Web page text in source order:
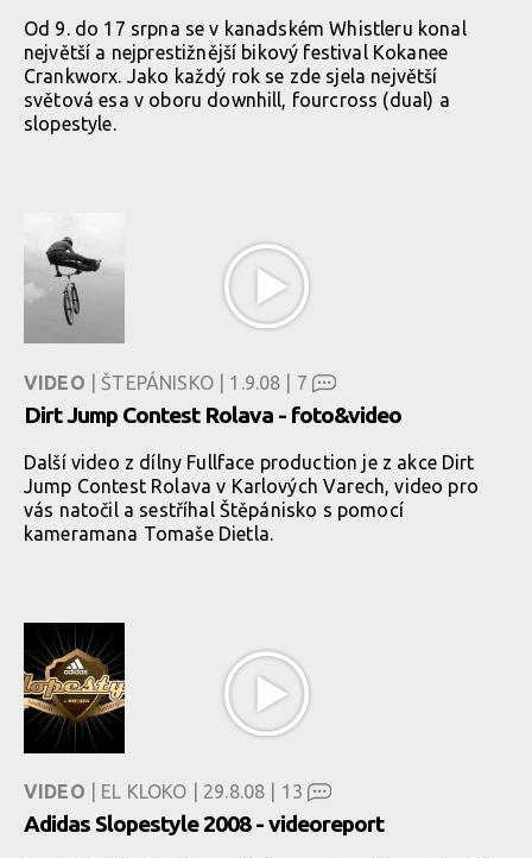
Od 9. do 17 srpna se v kanadském Whistleru konal
největší a nejprestižnější bikový festival Kokanee
Crankworx. Jako každý rok se zde sjela největší
světová esa v oboru downhill, fourcross (dual) a
slopestyle.
VIDEO | ŠTEPÁNISKO | 1.9.08 | 7
Dirt Jump Contest Rolava - foto&video
Další video z dílny Fullface production je z akce Dirt
Jump Contest Rolava v Karlových Varech, video pro
vás natočil a sestříhal Štěpánisko s pomocí
kameramana Tomaše Dietla.
VIDEO | EL KLOKO | 29.8.08 | 13
Adidas Slopestyle 2008 - videoreport